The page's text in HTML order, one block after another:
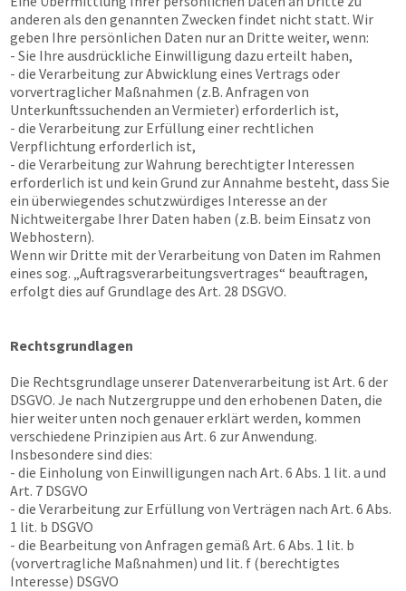
anderen als den genannten Zwecken findet nicht statt. Wir
geben Ihre persönlichen Daten nur an Dritte weiter, wenn:
- Sie Ihre ausdrückliche Einwilligung dazu erteilt haben,
- die Verarbeitung zur Abwicklung eines Vertrags oder
vorvertraglicher Maßnahmen (z.B. Anfragen von
Unterkunftssuchenden an Vermieter) erforderlich ist,
- die Verarbeitung zur Erfüllung einer rechtlichen
Verpflichtung erforderlich ist,
- die Verarbeitung zur Wahrung berechtigter Interessen
erforderlich ist und kein Grund zur Annahme besteht, dass Sie
ein überwiegendes schutzwürdiges Interesse an der
Nichtweitergabe Ihrer Daten haben (z.B. beim Einsatz von
Webhostern).
Wenn wir Dritte mit der Verarbeitung von Daten im Rahmen
eines sog. „Auftragsverarbeitungsvertrages“ beauftragen,
erfolgt dies auf Grundlage des Art. 28 DSGVO.
Rechtsgrundlagen
Die Rechtsgrundlage unserer Datenverarbeitung ist Art. 6 der
DSGVO. Je nach Nutzergruppe und den erhobenen Daten, die
hier weiter unten noch genauer erklärt werden, kommen
verschiedene Prinzipien aus Art. 6 zur Anwendung.
Insbesondere sind dies:
- die Einholung von Einwilligungen nach Art. 6 Abs. 1 lit. a und
Art. 7 DSGVO
- die Verarbeitung zur Erfüllung von Verträgen nach Art. 6 Abs.
1 lit. b DSGVO
- die Bearbeitung von Anfragen gemäß Art. 6 Abs. 1 lit. b
(vorvertragliche Maßnahmen) und lit. f (berechtigtes
Interesse) DSGVO